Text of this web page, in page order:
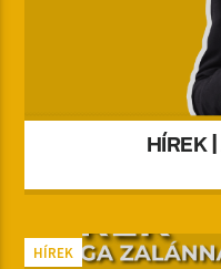
HÍREK
HÍREK